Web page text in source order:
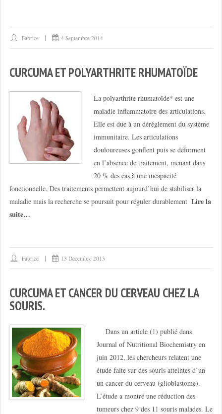
Fabrice 4 Septembre 2014
CURCUMA ET POLYARTHRITE RHUMATOÏDE
La polyarthrite rhumatoïde* est une
maladie inflammatoire des articulations.
Elle est due à un dérèglement du système
immunitaire. Les articulations
douloureuses gonflent puis se déforment
en l’absence de traitement, menant dans
20 % des cas à une incapacité
fonctionnelle. Des traitements permettent aujourd’hui de stabiliser la
maladie mais la recherche se poursuit pour réguler durablement Lire la
suite…
Fabrice 13 Décembre 2013
CURCUMA ET CANCER DU CERVEAU CHEZ LA
SOURIS.
Dans un article (1) publié dans
Journal of Nutritional Biochemistry en
juin 2012, les chercheurs relatent une
étude faite sur des souris atteintes d’un
un cancer du cerveau (glioblastome).
L’étude a montré une réduction des
tumeurs chez 9 des 11 souris malades. Le